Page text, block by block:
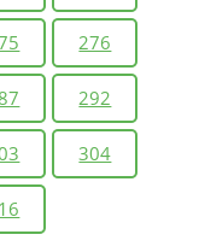
276
292
304